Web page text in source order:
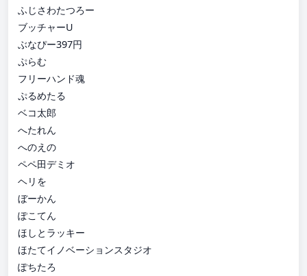
ふじさわたつろー
ブッチャーU
ぶなぴー397円
ぷらむ
フリーハンド魂
ぷるめたる
ベコ太郎
へたれん
へのえの
ペペ田デミオ
ヘリを
ぼーかん
ぽこてん
ほしとラッキー
ほたてイノベーションスタジオ
ぽちたろ